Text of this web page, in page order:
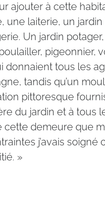
ajouter à cette
une laiterie, un
Un jardin
pigeonnier,
donnaient tous les
tandis qu’un
pittoresque
du jardin et à tous
cette demeure que
j’avais soigné
»​​